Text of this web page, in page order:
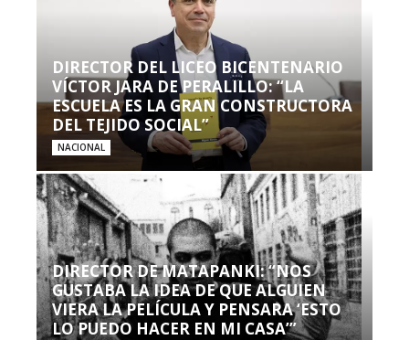
DIRECTOR DEL LICEO BICENTENARIO
VÍCTOR JARA DE PERALILLO: “LA
ESCUELA ES LA GRAN CONSTRUCTORA
DEL TEJIDO SOCIAL”
NACIONAL
DIRECTOR DE MATAPANKI: “NOS
GUSTABA LA IDEA DE QUE ALGUIEN
VIERA LA PELÍCULA Y PENSARA ‘ESTO
LO PUEDO HACER EN MI CASA’”